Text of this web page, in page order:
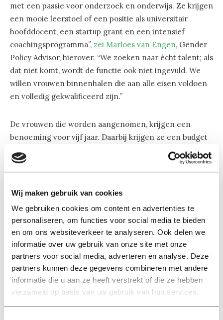
Wij maken gebruik van cookies
We gebruiken cookies om content en advertenties te
personaliseren, om functies voor social media te bieden
en om ons websiteverkeer te analyseren. Ook delen we
informatie over uw gebruik van onze site met onze
partners voor social media, adverteren en analyse. Deze
partners kunnen deze gegevens combineren met andere
informatie die u aan ze heeft verstrekt of die ze hebben
verzameld op basis van uw gebruik van hun services.
met een passie voor onderzoek en onderwijs. Ze krijgen
een mooie leerstoel of een positie als universitair
hoofddocent, een startup grant en een intensief
coachingsprogramma”, zei Marloes van Engen, Gender
Policy Advisor, hierover. “We zoeken naar écht talent; als
dat niet komt, wordt de functie ook niet ingevuld. We
willen vrouwen binnenhalen die aan alle eisen voldoen
en volledig gekwalificeerd zijn.”
De vrouwen die worden aangenomen, krijgen een
benoeming voor vijf jaar. Daarbij krijgen ze een budget
van 10.000 euro en kunnen ze deelnemen aan
het Tracks mentoring programma. Bij zwangerschap is
er ondersteuning: er kan bijvoorbeeld vier maanden
onderwijs vervangen worden, om te compenseren voor
Check out our 12 positions for female
researchers in the Philip Eijlander
Diversity Program
https://t.co/btxOdadwor
https://t.co/a8tihfC7ge